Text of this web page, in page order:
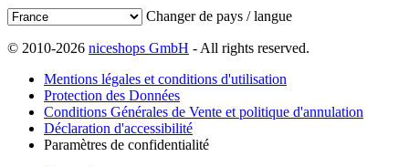
Changer de pays / langue
© 2010-2026 niceshops GmbH - All rights reserved.
Mentions légales et conditions d'utilisation
Protection des Données
Conditions Générales de Vente et politique d'annulation
Déclaration d'accessibilité
Paramètres de confidentialité